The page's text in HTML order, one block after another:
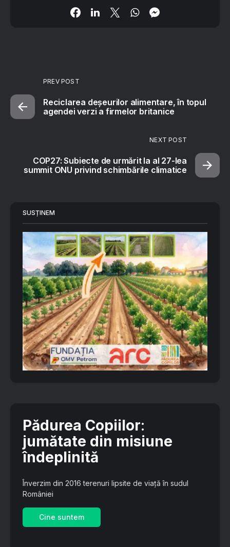
PREV POST
Reciclarea deșeurilor alimentare, în topul
agendei verzi a firmelor britanice
NEXT POST
COP27: Subiecte de urmărit la al 27-lea
summit ONU privind schimbările climatice
SUSȚINEM
Pădurea Copiilor:
jumătate din misiune
îndeplinită
Înverzim din 2016 terenuri lipsite de viață în sudul
României
Cine suntem